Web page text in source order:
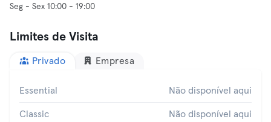
Seg - Sex 10:00 - 19:00
Limites de Visita
Privado Empresa
Essential Não disponível aqui
Classic Não disponível aqui